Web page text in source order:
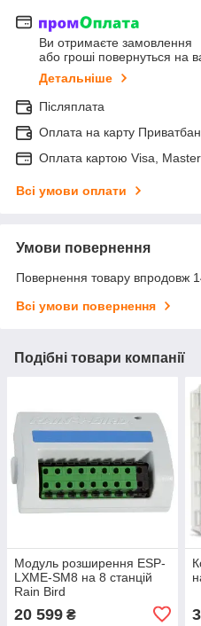
Ви отримаєте замовлення
або гроші повернуться на
Детальніше
Післяплата
Оплата на карту
Оплата картою Visa,
Всі умови оплати
Умови повернення
Повернення товару впродовж
Всі умови повернення
Подібні товари компанії
Модуль розширення ESP-
LXME-SM8 на 8 станцій
Rain Bird
20 599 ₴